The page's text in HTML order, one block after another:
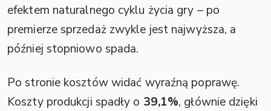
efektem naturalnego cyklu życia gry – po
premierze sprzedaż zwykle jest najwyższa, a
później stopniowo spada.
Po stronie kosztów widać wyraźną poprawę.
Koszty produkcji spadły o 39,1%, głównie dzięki